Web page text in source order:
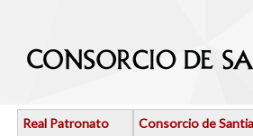
Real Patronato Consorcio de